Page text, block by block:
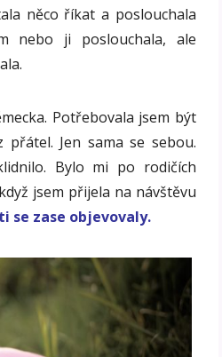
něco říkat a poslouchala
nebo ji poslouchala, ale
Potřebovala jsem být
přátel. Jen sama se sebou.
Bylo mi po rodičích
jsem přijela na návštěvu
se zase objevovaly.